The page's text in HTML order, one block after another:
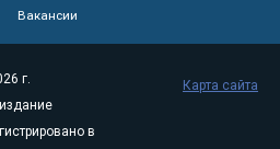
Вакансии
г.
в
Карта сайта